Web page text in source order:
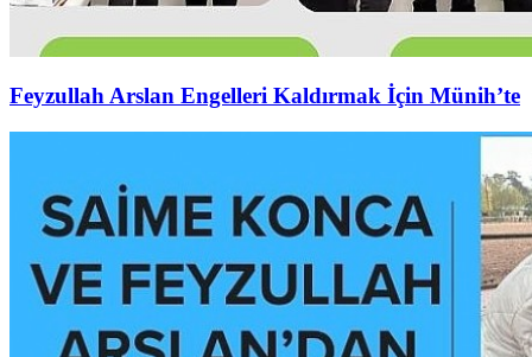
Feyzullah Arslan Engelleri Kaldırmak İçin Münih’te